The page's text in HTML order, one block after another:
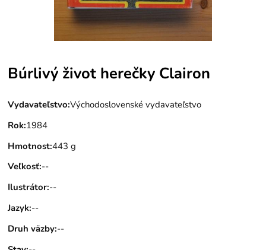
Búrlivý život herečky Clairon
Vydavateľstvo:Východoslovenské vydavateľstvo
Rok:1984
Hmotnost:443 g
Veľkosť:--
Ilustrátor:--
Jazyk:--
Druh väzby:--